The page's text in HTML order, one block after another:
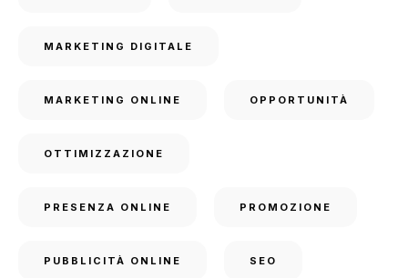
MARKETING DIGITALE
MARKETING ONLINE OPPORTUNITÀ
OTTIMIZZAZIONE
PRESENZA ONLINE PROMOZIONE
PUBBLICITÀ ONLINE SEO